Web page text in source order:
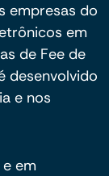
empresas do
em
de Fee de
desenvolvido
e nos
em